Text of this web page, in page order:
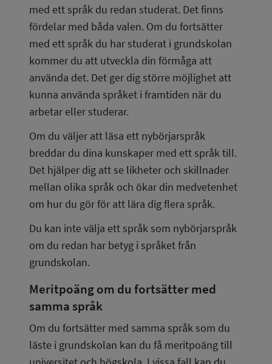
med ett språk du redan studerat. Det finns
fördelar med båda valen. Om du fortsätter
med ett språk du har studerat i grundskolan
kommer du att utveckla din förmåga att
använda det. Det ger dig större möjlighet att
kunna använda språket i framtiden när du
arbetar eller studerar.
Om du väljer att läsa ett nybörjarspråk
breddar du dina kunskaper med ett språk till.
Det hjälper dig att se likheter och skillnader
mellan olika språk och ökar din medvetenhet
om hur du gör för att lära dig flera språk.
Du kan inte välja ett språk som nybörjarspråk
om du redan har betyg i språket från
grundskolan.
Meritpoäng om du fortsätter med
samma språk
Om du fortsätter med samma språk som du
läste i grundskolan kan du få meritpoäng till